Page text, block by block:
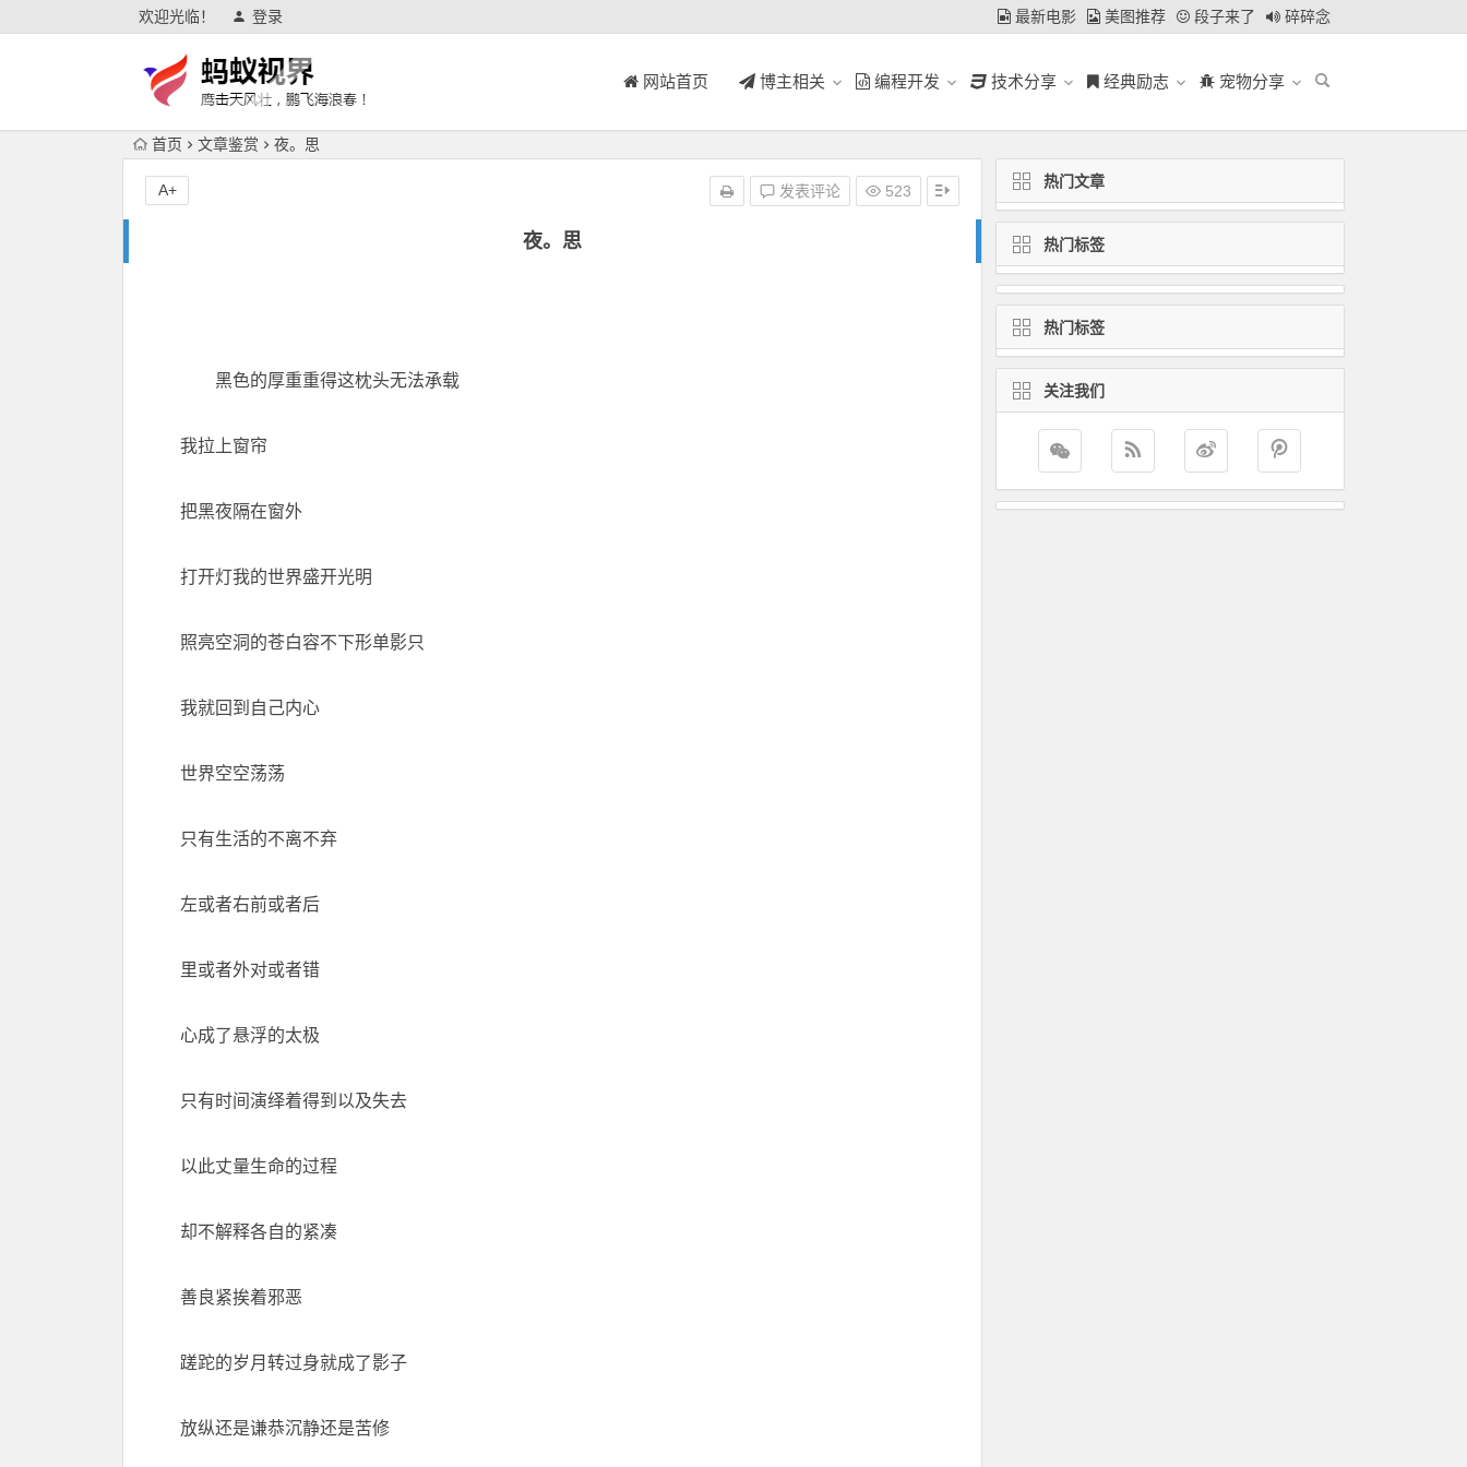
欢迎光临！ 登录 最新电影 美图推荐 段子来了 碎碎念
网站首页 博主相关 编程开发 技术分享 经典励志 宠物分享
首页 文章鉴赏 夜。思
夜。思
发表评论 523
A+
黑色的厚重重得这枕头无法承载
我拉上窗帘
把黑夜隔在窗外
打开灯我的世界盛开光明
照亮空洞的苍白容不下形单影只
我就回到自己内心
世界空空荡荡
只有生活的不离不弃
左或者右前或者后
里或者外对或者错
心成了悬浮的太极
只有时间演绎着得到以及失去
以此丈量生命的过程
却不解释各自的紧凑
善良紧挨着邪恶
蹉跎的岁月转过身就成了影子
放纵还是谦恭沉静还是苦修
热门文章
热门标签
热门标签
关注我们